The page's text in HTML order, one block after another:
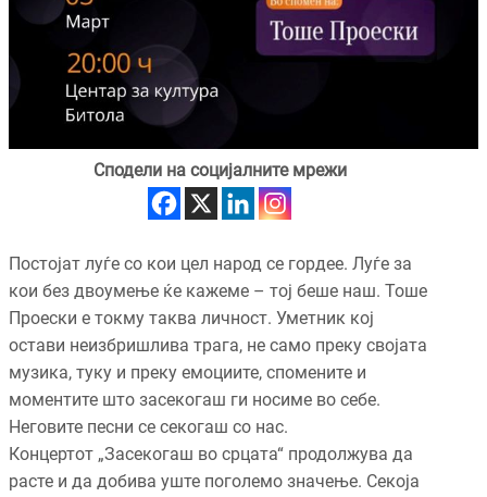
Сподели на социјалните мрежи
Постојат луѓе со кои цел народ се гордее. Луѓе за
кои без двоумење ќе кажеме – тој беше наш. Тоше
Проески е токму таква личност. Уметник кој
остави неизбришлива трага, не само преку својата
музика, туку и преку емоциите, спомените и
моментите што засекогаш ги носиме во себе.
Неговите песни се секогаш со нас.
Концертот „Засекогаш во срцата“ продолжува да
расте и да добива уште поголемо значење. Секоја